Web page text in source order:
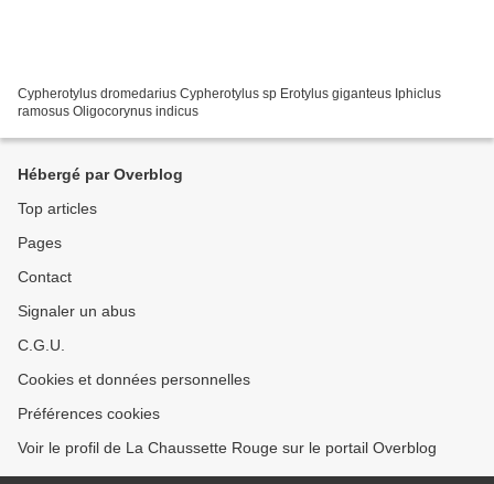
Cypherotylus dromedarius Cypherotylus sp Erotylus giganteus Iphiclus
ramosus Oligocorynus indicus
Hébergé par Overblog
Top articles
Pages
Contact
Signaler un abus
C.G.U.
Cookies et données personnelles
Préférences cookies
Voir le profil de La Chaussette Rouge sur le portail Overblog